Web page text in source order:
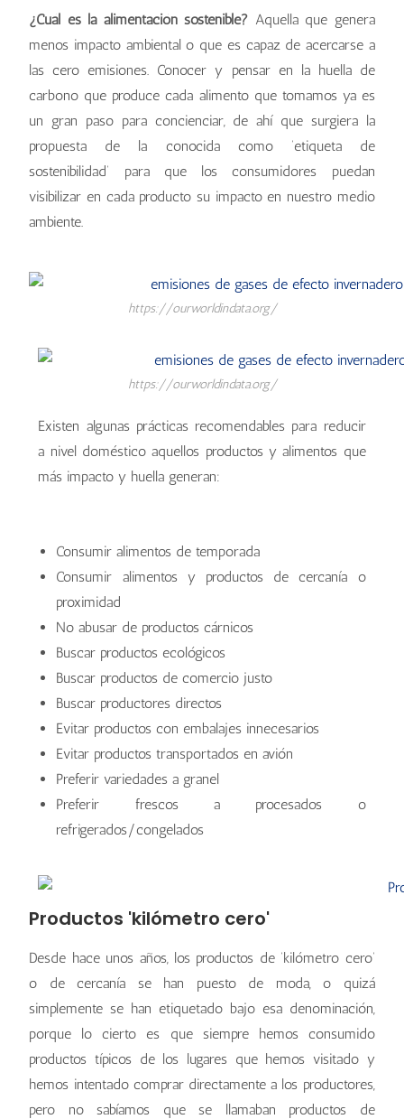
¿Cuál es la alimentación sostenible? Aquella que genera
menos impacto ambiental o que es capaz de acercarse a
las cero emisiones. Conocer y pensar en la huella de
carbono que produce cada alimento que tomamos ya es
un gran paso para concienciar, de ahí que surgiera la
propuesta de la conocida como ‘etiqueta de
sostenibilidad’ para que los consumidores puedan
visibilizar en cada producto su impacto en nuestro medio
ambiente.
https://ourworldindata.org/
https://ourworldindata.org/
Existen algunas prácticas recomendables para reducir
a nivel doméstico aquellos productos y alimentos que
más impacto y huella generan:
Consumir alimentos de temporada
Consumir alimentos y productos de cercanía o
proximidad
No abusar de productos cárnicos
Buscar productos ecológicos
Buscar productos de comercio justo
Buscar productores directos
Evitar productos con embalajes innecesarios
Evitar productos transportados en avión
Preferir variedades a granel
Preferir frescos a procesados o
refrigerados/congelados
Productos 'kilómetro cero'
Desde hace unos años, los productos de ‘kilómetro cero’
o de cercanía se han puesto de moda, o quizá
simplemente se han etiquetado bajo esa denominación,
porque lo cierto es que siempre hemos consumido
productos típicos de los lugares que hemos visitado y
hemos intentado comprar directamente a los productores,
pero no sabíamos que se llamaban productos de